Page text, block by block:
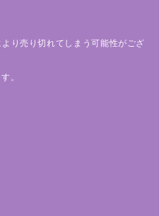
り売り切れてしまう可能性がござ
。